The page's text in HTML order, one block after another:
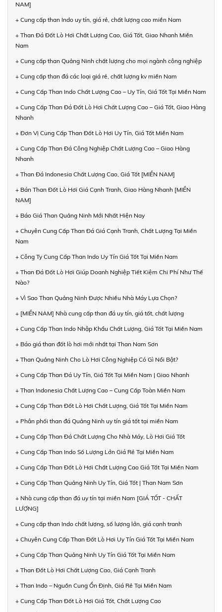
NAM]
+ Cung cấp than Indo uy tín, giá rẻ, chất lượng cao miền Nam
+ Than Đá Đốt Lò Hơi Chất Lượng Cao, Giá Tốt, Giao Nhanh Miền
Nam
+ Cung cấp than Quảng Ninh chất lượng cho mọi ngành công nghiệp
+ Cung cấp than đá các loại giá rẻ, chất lượng kv miền Nam
+ Cung Cấp Than Indo Chất Lượng Cao – Uy Tín, Giá Tốt Tại Miền Nam
+ Cung Cấp Than Đá Đốt Lò Hơi Chất Lượng Cao – Giá Tốt, Giao Hàng
Nhanh
+ Đơn Vị Cung Cấp Than Đốt Lò Hơi Uy Tín, Giá Tốt Miền Nam
+ Cung Cấp Than Đá Công Nghiệp Chất Lượng Cao – Giao Hàng
Nhanh
+ Than Đá Indonesia Chất Lượng Cao, Giá Tốt [MIỀN NAM]
+ Bán Than Đốt Lò Hơi Giá Cạnh Tranh, Giao Hàng Nhanh [MIỀN
NAM]
+ Báo Giá Than Quảng Ninh Mới Nhất Hiện Nay
+ Chuyên Cung Cấp Than Đá Giá Cạnh Tranh, Chất Lượng Tại Miền
Nam
+ Công Ty Cung Cấp Than Indo Uy Tín Giá Tốt Tại Miền Nam
+ Than Đá Đốt Lò Hơi Giúp Doanh Nghiệp Tiết Kiệm Chi Phí Như Thế
Nào?
+ Vì Sao Than Quảng Ninh Được Nhiều Nhà Máy Lựa Chọn?
+ [MIỀN NAM] Nhà cung cấp than đá uy tín, giá tốt, chất lượng
+ Cung Cấp Than Indo Nhập Khẩu Chất Lượng, Giá Tốt Tại Miền Nam
+ Báo giá than đốt lò hơi mới nhất tại Than Nam Sơn
+ Than Quảng Ninh Cho Lò Hơi Công Nghiệp Có Gì Nổi Bật?
+ Cung Cấp Than Đá Uy Tín, Giá Tốt Tại Miền Nam | Giao Nhanh
+ Than Indonesia Chất Lượng Cao – Cung Cấp Toàn Miền Nam
+ Cung Cấp Than Đốt Lò Hơi Chất Lượng, Giá Tốt Tại Miền Nam
+ Phân phối than đá Quảng Ninh uy tín giá tốt tại miền Nam
+ Cung Cấp Than Đá Chất Lượng Cho Nhà Máy, Lò Hơi Giá Tốt
+ Cung Cấp Than Indo Số Lượng Lớn Giá Rẻ Tại Miền Nam
+ Cung Cấp Than Đốt Lò Hơi Chất Lượng Cao Giá Tốt Tại Miền Nam
+ Cung Cấp Than Quảng Ninh Uy Tín, Giá Tốt | Than Nam Sơn
+ Nhà cung cấp than đá uy tín tại miền Nam [GIÁ TỐT - CHẤT
LƯỢNG]
+ Cung cấp than Indo chất lượng, số lượng lớn, giá cạnh tranh
+ Chuyên Cung Cấp Than Đốt Lò Hơi Uy Tín Giá Tốt Tại Miền Nam
+ Cung Cấp Than Quảng Ninh Uy Tín Giá Tốt Tại Miền Nam
+ Than Đốt Lò Hơi Chất Lượng Cao, Giá Cạnh Tranh
+ Than Indo – Nguồn Cung Ổn Định, Giá Rẻ Tại Miền Nam
+ Cung Cấp Than Đốt Lò Hơi Giá Tốt, Chất Lượng Cao